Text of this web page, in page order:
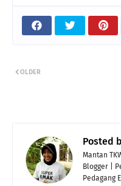
OLDER
Posted
Mantan
Blogger |
Pedagang